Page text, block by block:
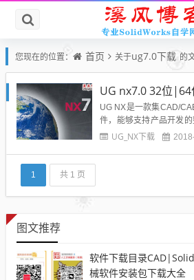
您现在的位置： 首页 关于ug7.0下载 的
UG nx7.0 32位
UG NX是一款集CAD/
件，能够支持产品开发的
到设计(CAD)，到分析
UG_NX下载
1 共 1 页
图文推荐
软件下载目录
械软件安装包下载大全